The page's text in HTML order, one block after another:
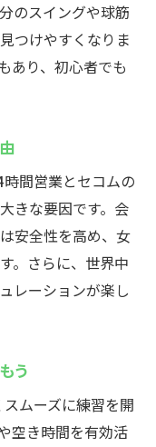
のスイングや球筋
つけやすくなりま
あり、初心者でも
時間営業とセコムの
きな要因です。会
安全性を高め、女
。さらに、世界中
レーションが楽し
う
ムーズに練習を開
空き時間を有効活